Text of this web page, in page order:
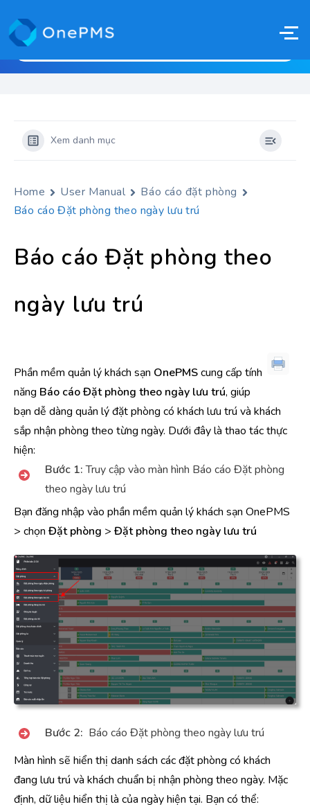
Xem danh mục
Home User Manual
Báo cáo đặt phòng
Báo cáo Đặt phòng theo ngày lưu trú
Báo cáo Đặt phòng theo
ngày lưu trú
Phần mềm quản lý khách sạn OnePMScung cấp tính
năng Báo cáo Đặt phòng theo ngày lưu trú, giúp
bạn dễ dàng quản lý đặt phòng có khách lưu trú và khách
sắp nhận phòng theo từng ngày. Dưới đây là thao tác thực
hiện:
Bước 1:Truy cập vào màn hình Báo cáo Đặt phòng
theo ngày lưu trú
Bạn đăng nhập vào phần mềm quản lý khách sạn OnePMS
> chọn Đặt phòng > Đặt phòng theo ngày lưu trú
Bước 2: Báo cáo Đặt phòng theo ngày lưu trú
Màn hình sẽ hiển thị danh sách các đặt phòng có khách
đang lưu trú và khách chuẩn bị nhận phòng theo ngày. Mặc
định, dữ liệu hiển thị là của ngày hiện tại. Bạn có thể: